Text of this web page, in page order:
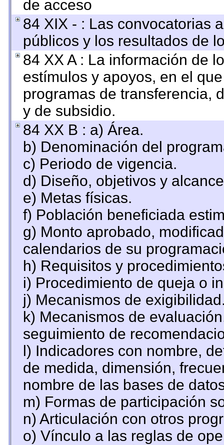
de acceso
84 XIX - : Las convocatorias
públicos y los resultados de
84 XX A : La información de
estímulos y apoyos, en el
programas de transferencia,
y de subsidio.
84 XX B : a) Área.
b) Denominación del
c) Periodo de vigencia.
d) Diseño, objetivos y
e) Metas físicas.
f) Población beneficiada
g) Monto aprobado,
calendarios de su
h) Requisitos y
i) Procedimiento de queja o
j) Mecanismos de
k) Mecanismos de
seguimiento de
l) Indicadores con nombre,
de medida, dimensión,
nombre de las bases de
m) Formas de participación
n) Articulación con otros
o) Vínculo a las reglas de